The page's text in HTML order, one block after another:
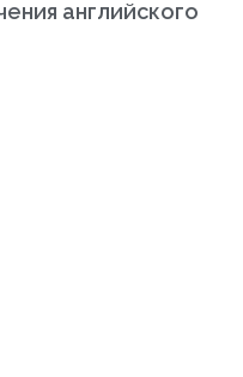
английского